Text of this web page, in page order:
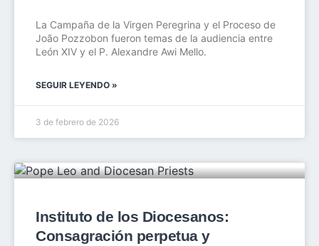
La Campaña de la Virgen Peregrina y el Proceso de
João Pozzobon fueron temas de la audiencia entre
León XIV y el P. Alexandre Awi Mello.
SEGUIR LEYENDO »
3 de febrero de 2026
Instituto de los Diocesanos:
Consagración perpetua y